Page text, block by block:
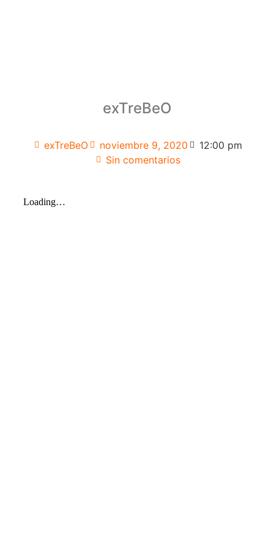
exTreBeO
exTreBeO noviembre 9, 2020
12:00 pm
Sin comentarios